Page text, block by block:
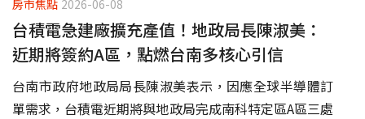
房市焦點 2026-06-08
台積電急建廠擴充產值！地政局長陳淑美：
近期將簽約A區，點燃台南多核心引信
台南市政府地政局局長陳淑美表示，因應全球半導體訂
單需求，台積電近期將與地政局完成南科特定區A區三處